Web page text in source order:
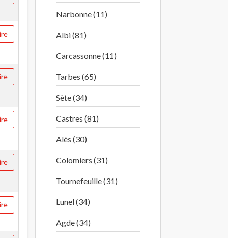
Narbonne (11)
Albi (81)
Carcassonne (11)
Tarbes (65)
Sète (34)
Castres (81)
Alès (30)
Colomiers (31)
Tournefeuille (31)
Lunel (34)
Agde (34)